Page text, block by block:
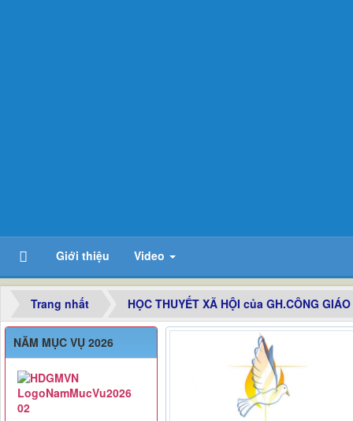
Giới thiệu Video
Trang nhất HỌC THUYẾT XÃ HỘI của GH.CÔNG GIÁO
NĂM MỤC VỤ 2026